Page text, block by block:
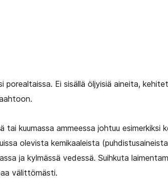
Ei sisällä öljyisiä aineita,
tai kuumassa ammeessa johtuu esimerkiksi
olevista kemikaaleista
ja kylmässä vedessä. Suihkuta
välittömästi.